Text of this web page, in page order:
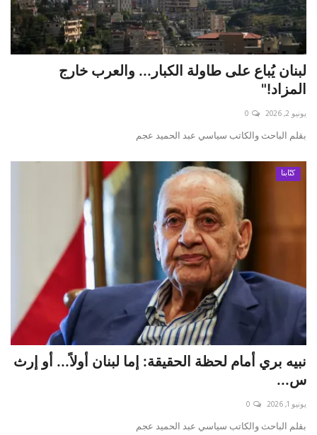
لبنان يُباع على طاولة الكبار... والعرب خارج
المزاد!"
يونيو 2, 2026 0
بقلم الباحث والكاتب سياسي عبد الحميد عجم
كتّابنا
نبيه بري أمام لحظة الحقيقة: إما لبنان أولاً... أو إرث
س...
يونيو 1, 2026 0
بقلم الباحث والكاتب سياسي عبد الحميد عجم